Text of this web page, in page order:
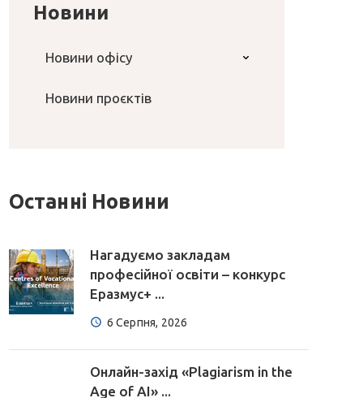
Новини
Новини офісу
Новини проєктів
Останні Новини
Нагадуємо закладам
професійної освіти – конкурс
Еразмус+ ...
6 Серпня, 2026
Онлайн-захід «Plagiarism in the
Age of AI» ...